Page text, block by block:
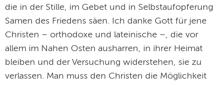
die in der Stille, im Gebet und in Selbstaufopferung
Samen des Friedens säen. Ich danke Gott für jene
Christen – orthodoxe und lateinische –, die vor
allem im Nahen Osten ausharren, in ihrer Heimat
bleiben und der Versuchung widerstehen, sie zu
verlassen. Man muss den Christen die Möglichkeit